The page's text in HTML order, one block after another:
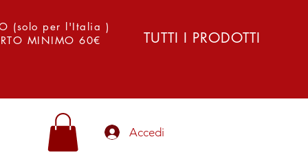
(solo per l'Italia )
MINIMO 60€
TUTTI I PRODOTTI
Accedi